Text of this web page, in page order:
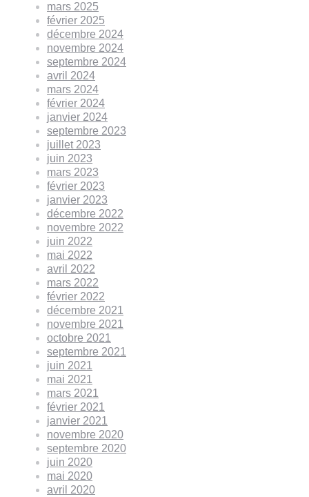
mars 2025
février 2025
décembre 2024
novembre 2024
septembre 2024
avril 2024
mars 2024
février 2024
janvier 2024
septembre 2023
juillet 2023
juin 2023
mars 2023
février 2023
janvier 2023
décembre 2022
novembre 2022
juin 2022
mai 2022
avril 2022
mars 2022
février 2022
décembre 2021
novembre 2021
octobre 2021
septembre 2021
juin 2021
mai 2021
mars 2021
février 2021
janvier 2021
novembre 2020
septembre 2020
juin 2020
mai 2020
avril 2020